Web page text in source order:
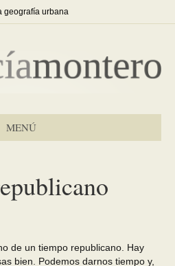
geografía urbana
MENÚ
de un tiempo republicano. Hay
bien. Podemos darnos tiempo y,